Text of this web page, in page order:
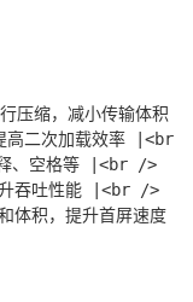
压缩，减小传输体积
高二次加载效率 |<br
释、空格等 |<br />
升吞吐性能 |<br />
体积，提升首屏速度